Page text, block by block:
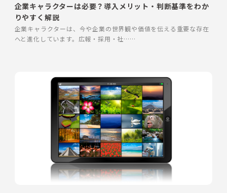
企業キャラクターは必要？導入メリット・判断基準をわか
りやすく解説
企業キャラクターは、今や企業の世界観や価値を伝える重要な存在
へと進化しています。広報・採用・社……